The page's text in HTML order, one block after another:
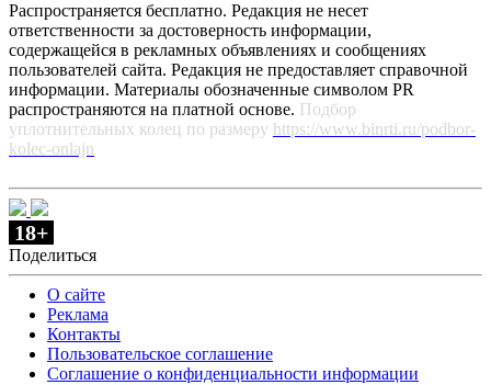
Распространяется бесплатно. Редакция не несет
ответственности за достоверность информации,
содержащейся в рекламных объявлениях и сообщениях
пользователей сайта. Редакция не предоставляет справочной
информации. Материалы обозначенные символом PR
распространяются на платной основе. Подбор
уплотнительных колец по размеру https://www.binrti.ru/podbor-
kolec-onlajn
18+
Поделиться
О сайте
Реклама
Контакты
Пользовательское соглашение
Соглашение о конфиденциальности информации